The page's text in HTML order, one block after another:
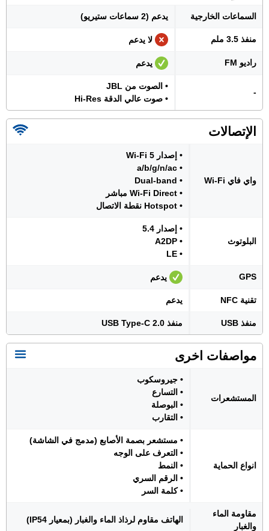
السماعات الخارجية يدعم (2 سماعات ستيريو)
منفذ 3.5 ملم لا يدعم
راديو FM يدعم
-
• الصوت من JBL
• صوت عالي الدقة Hi-Res
الإتصالات
واي فاي Wi-Fi
• إصدار Wi-Fi 5
• a/b/g/n/ac
• Dual-band
• Wi-Fi Direct مباشر
• Hotspot نقطة الاتصال
البلوتوث
• إصدار 5.4
• A2DP
• LE
GPS يدعم
تقنية NFC يدعم
منفذ USB منفذ USB Type-C 2.0
مواصفات اخرى
المستشعرات
• جيروسكوب
• التسارع
• البوصلة
• التقارب
انواع الحماية
• مستشعر بصمة الأصابع (مدمج في الشاشة)
• التعرف على الوجه
• النمط
• الرقم السري
• كلمة السر
مقاومة الماء
والغبار
الهاتف مقاوم لرذاذ الماء والغبار (بمعيار IP54)